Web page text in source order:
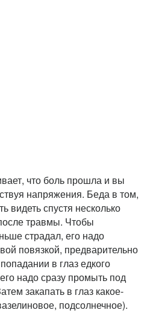
что боль прошла и вы
напряжения. Беда в том,
видеть спустя несколько
травмы. Чтобы
страдал, его надо
повязкой, предварительно
в глаз едкого
надо сразу промыть под
закапать в глаз какое-
подсолнечное).